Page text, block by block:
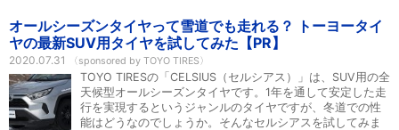
オールシーズンタイヤって雪道でも走れる？ トーヨータイ
ヤの最新SUV用タイヤを試してみた【PR】
2020.07.31 〈sponsored by TOYO TIRES〉
TOYO TIRESの「CELSIUS（セルシアス）」は、SUV用の全
天候型オールシーズンタイヤです。1年を通して安定した走
行を実現するというジャンルのタイヤですが、冬道での性
能はどうなのでしょうか。そんなセルシアスを試してみま